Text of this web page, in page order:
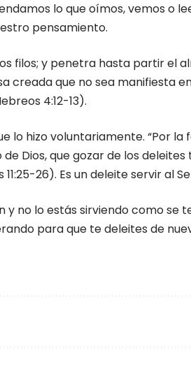
lo que oímos, vemos o
pensamiento.
filos; y penetra hasta partir el
creada que no sea manifiesta
4:12-13).
lo hizo voluntariamente. “Por
Dios, que gozar de los
26). Es un deleite servir al
no lo estás sirviendo como se
para que te deleites de